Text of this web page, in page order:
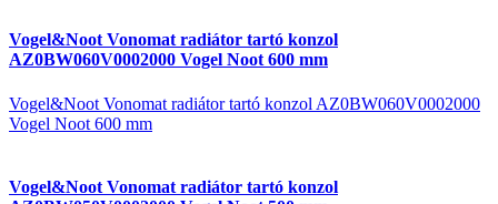
Vogel&Noot Vonomat radiátor tartó konzol
AZ0BW060V0002000 Vogel Noot 600 mm
Vogel&Noot Vonomat radiátor tartó konzol AZ0BW060V0002000
Vogel Noot 600 mm
Vogel&Noot Vonomat radiátor tartó konzol